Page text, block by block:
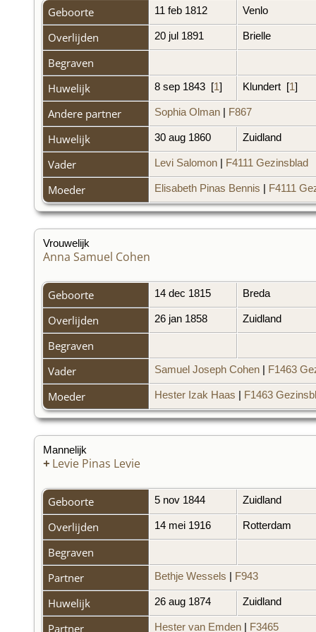
Geboorte 11 feb 1812 Venlo
Overlijden 20 jul 1891 Brielle
Begraven
Huwelijk
8 sep 1843 [1] Klundert [1]
Andere partner Sophia Olman | F867
Huwelijk 30 aug 1860 Zuidland
Vader Levi Salomon | F4111 Gezinsblad
Moeder Elisabeth Pinas Bennis | F4111
Vrouwelijk
Anna Samuel Cohen
Geboorte 14 dec 1815 Breda
Overlijden 26 jan 1858 Zuidland
Begraven
Vader
Samuel Joseph Cohen | F1463
Moeder Hester Izak Haas | F1463
Mannelijk
+ Levie Pinas Levie
Geboorte 5 nov 1844 Zuidland
Overlijden 14 mei 1916 Rotterdam
Begraven
Partner
Bethje Wessels | F943
Huwelijk 26 aug 1874 Zuidland
Partner Hester van Emden | F3465